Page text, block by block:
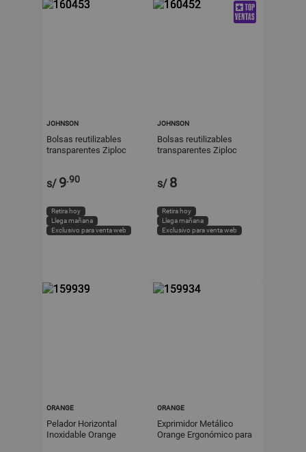
JOHNSON
Bolsas reutilizables
transparentes Ziploc
s/ 9.90
Retira hoy
Llega mañana
Exclusivo para venta web
JOHNSON
Bolsas reutilizables
transparentes Ziploc
s/ 8
Retira hoy
Llega mañana
Exclusivo para venta web
ORANGE
Pelador Horizontal
Inoxidable Orange
ORANGE
Exprimidor Metálico
Orange Ergonómico para